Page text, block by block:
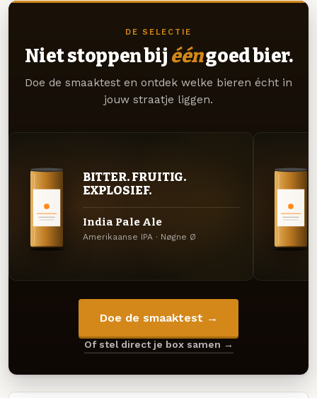
DE SELECTIE
Niet stoppen bij ééngoed bier.
Doe de smaaktest en ontdek welke bieren écht in
jouw straatje liggen.
BITTER. FRUITIG.
EXPLOSIEF.
India Pale Ale
Amerikaanse IPA · Nøgne Ø
Doe de smaaktest →
Of stel direct je box samen →